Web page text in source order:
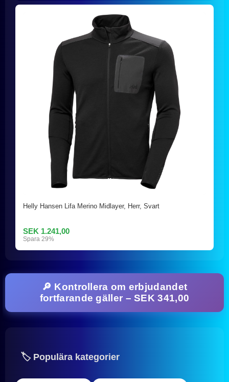
Helly Hansen Lifa Merino Midlayer, Herr, Svart
SEK 1.241,00
Spara 29%
🔎 Kontrollera om erbjudandet
fortfarande gäller – SEK 341,00
🏷️ Populära kategorier